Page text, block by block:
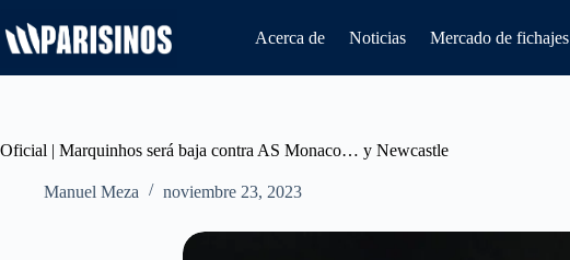
al
contenido
Acerca de Noticias Mercado de fichajes
Oficial | Marquinhos será baja contra AS Monaco… y Newcastle
Manuel Meza noviembre 23, 2023